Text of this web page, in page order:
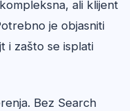
ali klijent
je objasniti
i zašto se isplati
Bez Search